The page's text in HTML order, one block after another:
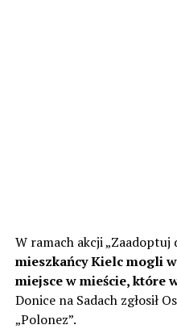
W ramach akcji „Zaadoptuj
mieszkańcy Kielc mogli
miejsce w mieście, które
Donice na Sadach zgłosił
„Polonez”.